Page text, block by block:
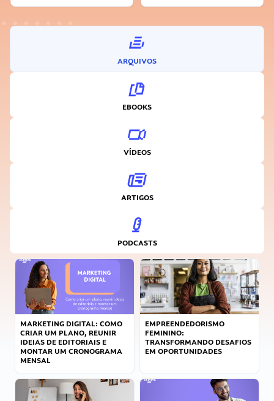
ARQUIVOS
EBOOKS
VÍDEOS
ARTIGOS
PODCASTS
MARKETING DIGITAL: COMO
CRIAR UM PLANO, REUNIR
IDEIAS DE EDITORIAIS E
MONTAR UM CRONOGRAMA
MENSAL
EMPREENDEDORISMO
FEMININO:
TRANSFORMANDO DESAFIOS
EM OPORTUNIDADES